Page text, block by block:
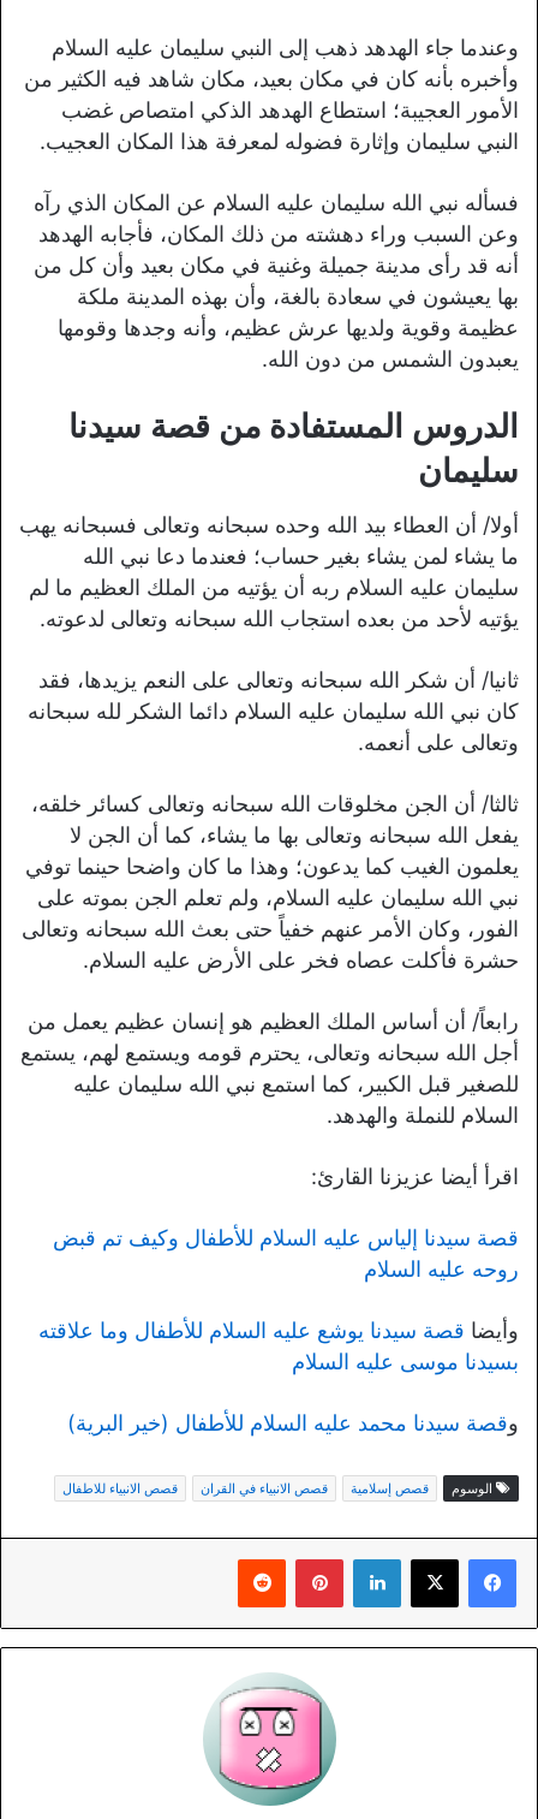
وعندما جاء الهدهد ذهب إلى النبي سليمان عليه السلام
وأخبره بأنه كان في مكان بعيد، مكان شاهد فيه الكثير من
الأمور العجيبة؛ استطاع الهدهد الذكي امتصاص غضب
النبي سليمان وإثارة فضوله لمعرفة هذا المكان العجيب.
فسأله نبي الله سليمان عليه السلام عن المكان الذي رآه
وعن السبب وراء دهشته من ذلك المكان، فأجابه الهدهد
أنه قد رأى مدينة جميلة وغنية في مكان بعيد وأن كل من
بها يعيشون في سعادة بالغة، وأن بهذه المدينة ملكة
عظيمة وقوية ولديها عرش عظيم، وأنه وجدها وقومها
يعبدون الشمس من دون الله.
الدروس المستفادة من قصة سيدنا
سليمان
أولا/ أن العطاء بيد الله وحده سبحانه وتعالى فسبحانه يهب
ما يشاء لمن يشاء بغير حساب؛ فعندما دعا نبي الله
سليمان عليه السلام ربه أن يؤتيه من الملك العظيم ما لم
يؤتيه لأحد من بعده استجاب الله سبحانه وتعالى لدعوته.
ثانيا/ أن شكر الله سبحانه وتعالى على النعم يزيدها، فقد
كان نبي الله سليمان عليه السلام دائما الشكر لله سبحانه
وتعالى على أنعمه.
ثالثا/ أن الجن مخلوقات الله سبحانه وتعالى كسائر خلقه،
يفعل الله سبحانه وتعالى بها ما يشاء، كما أن الجن لا
يعلمون الغيب كما يدعون؛ وهذا ما كان واضحا حينما توفي
نبي الله سليمان عليه السلام، ولم تعلم الجن بموته على
الفور، وكان الأمر عنهم خفياً حتى بعث الله سبحانه وتعالى
حشرة فأكلت عصاه فخر على الأرض عليه السلام.
رابعاً/ أن أساس الملك العظيم هو إنسان عظيم يعمل من
أجل الله سبحانه وتعالى، يحترم قومه ويستمع لهم، يستمع
للصغير قبل الكبير، كما استمع نبي الله سليمان عليه
السلام للنملة والهدهد.
اقرأ أيضا عزيزنا القارئ:
قصة سيدنا إلياس عليه السلام للأطفال وكيف تم قبض
روحه عليه السلام
وأيضا قصة سيدنا يوشع عليه السلام للأطفال وما علاقته
بسيدنا موسى عليه السلام
وقصة سيدنا محمد عليه السلام للأطفال (خير البرية)
الوسوم قصص إسلامية قصص الانبياء في القران قصص الانبياء للاطفال
لينكدإن بينتيريست